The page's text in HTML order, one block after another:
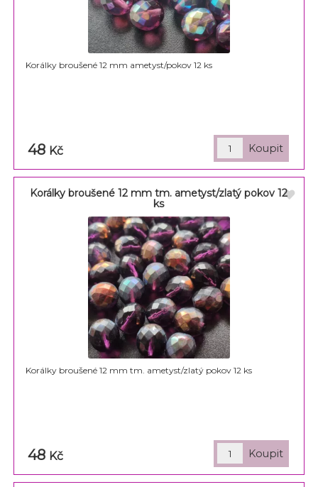
Korálky broušené 12 mm ametyst/pokov 12 ks
48 Kč
Korálky broušené 12 mm tm. ametyst/zlatý pokov 12
ks
Korálky broušené 12 mm tm. ametyst/zlatý pokov 12 ks
48 Kč